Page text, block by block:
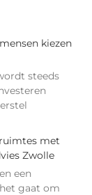
kiezen
steeds
met
Zwolle
een
gaat om